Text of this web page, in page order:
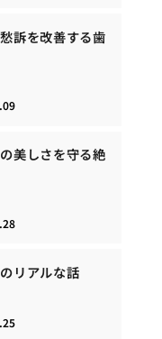
訴を改善する歯
美しさを守る絶
リアルな話